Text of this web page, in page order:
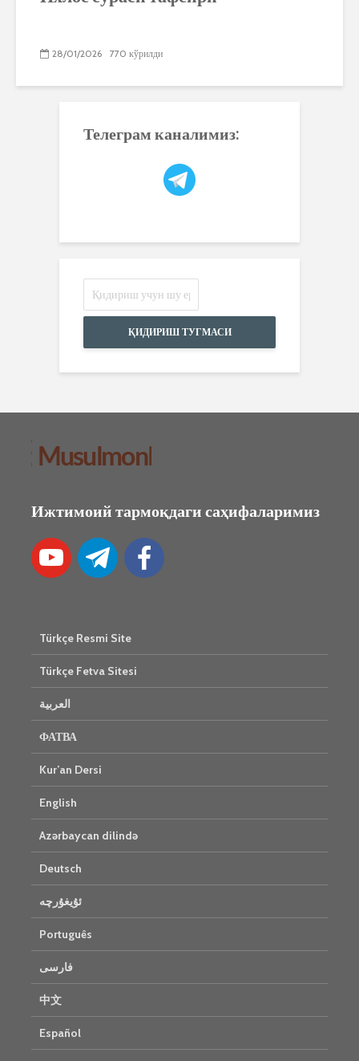
28/01/2026 770 кўрилди
Телеграм каналимиз:
ҚИДИРИШ ТУГМАСИ
Ижтимоий тармоқдаги саҳифаларимиз
Türkçe Resmi Site
Türkçe Fetva Sitesi
العربية
ФАТВА
Kur’an Dersi
English
Azərbaycan dilində
Deutsch
ئۇيغۇرچە
Português
فارسی
中文
Español